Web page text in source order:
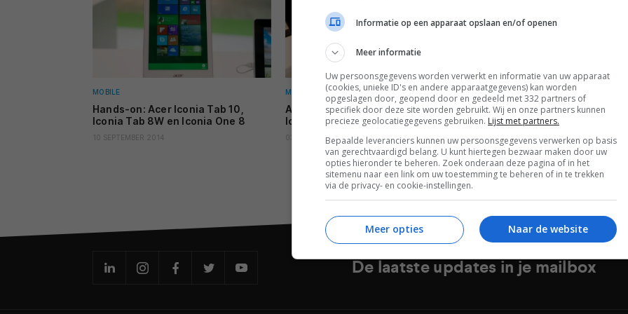
MOBILE
Hands-on: Acer Iconia Tab 10,
Iconia Tab 8W en Iconia One 8
10 SEPTEMBER 2014
MOBILE
Acer introduceert Iconia Tab 10 en
Iconia One 8 Android tablets
03 SEPTEMBER 2014
De laatste updates in je mailbox
Informatie op een apparaat opslaan en/of openen
Meer informatie
Uw persoonsgegevens worden verwerkt en informatie van uw apparaat
(cookies, unieke ID's en andere apparaatgegevens) kan worden
opgeslagen door, geopend door en gedeeld met 332 partners of
specifiek door deze site worden gebruikt. Wij en onze partners kunnen
precieze geolocatiegegevens gebruiken. Lijst met partners.
Bepaalde leveranciers kunnen uw persoonsgegevens verwerken op basis
van gerechtvaardigd belang. U kunt hiertegen bezwaar maken door uw
opties hieronder te beheren. Zoek onderaan deze pagina of in het
sitemenu naar een link om uw toestemming te beheren of in te trekken
via de privacy- en cookie-instellingen.
Naar de website
Meer opties